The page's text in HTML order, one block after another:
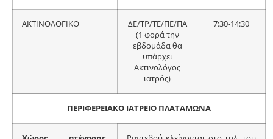
ΑΚΤΙΝΟΛΟΓΙΚΟ
ΔΕ/ΤΡ/ΤΕ/ΠΕ/ΠΑ
(1 φορά την
εβδομάδα θα
υπάρχει
Ακτινολόγος
ιατρός)
7:30-14:30
ΠΕΡΙΦΕΡΕΙΑΚΟ ΙΑΤΡΕΙΟ ΠΛΑΤΑΜΩΝΑ